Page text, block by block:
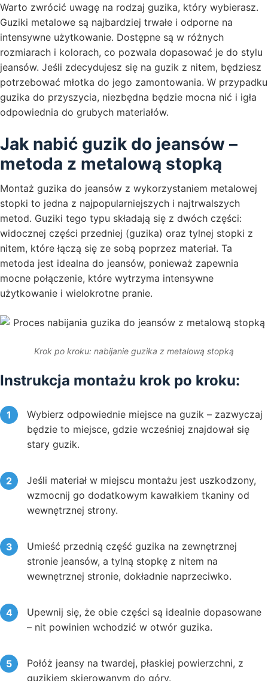
Warto zwrócić uwagę na rodzaj guzika, który wybierasz.
Guziki metalowe są najbardziej trwałe i odporne na
intensywne użytkowanie. Dostępne są w różnych
rozmiarach i kolorach, co pozwala dopasować je do stylu
jeansów. Jeśli zdecydujesz się na guzik z nitem, będziesz
potrzebować młotka do jego zamontowania. W przypadku
guzika do przyszycia, niezbędna będzie mocna nić i igła
odpowiednia do grubych materiałów.
Jak nabić guzik do jeansów –
metoda z metalową stopką
Montaż guzika do jeansów z wykorzystaniem metalowej
stopki to jedna z najpopularniejszych i najtrwalszych
metod. Guziki tego typu składają się z dwóch części:
widocznej części przedniej (guzika) oraz tylnej stopki z
nitem, które łączą się ze sobą poprzez materiał. Ta
metoda jest idealna do jeansów, ponieważ zapewnia
mocne połączenie, które wytrzyma intensywne
użytkowanie i wielokrotne pranie.
Krok po kroku: nabijanie guzika z metalową stopką
Instrukcja montażu krok po kroku:
Wybierz odpowiednie miejsce na guzik – zazwyczaj
będzie to miejsce, gdzie wcześniej znajdował się
stary guzik.
Jeśli materiał w miejscu montażu jest uszkodzony,
wzmocnij go dodatkowym kawałkiem tkaniny od
wewnętrznej strony.
Umieść przednią część guzika na zewnętrznej
stronie jeansów, a tylną stopkę z nitem na
wewnętrznej stronie, dokładnie naprzeciwko.
Upewnij się, że obie części są idealnie dopasowane
– nit powinien wchodzić w otwór guzika.
Połóż jeansy na twardej, płaskiej powierzchni, z
guzikiem skierowanym do góry.